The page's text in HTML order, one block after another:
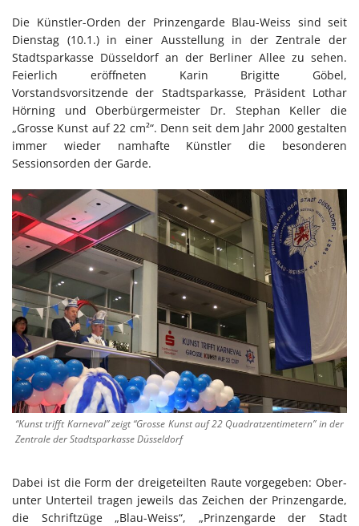
Die Künstler-Orden der Prinzengarde Blau-Weiss sind seit
Dienstag (10.1.) in einer Ausstellung in der Zentrale der
Stadtsparkasse Düsseldorf an der Berliner Allee zu sehen.
Feierlich eröffneten Karin Brigitte Göbel,
Vorstandsvorsitzende der Stadtsparkasse, Präsident Lothar
Hörning und Oberbürgermeister Dr. Stephan Keller die
„Grosse Kunst auf 22 cm²“. Denn seit dem Jahr 2000 gestalten
immer wieder namhafte Künstler die besonderen
Sessionsorden der Garde.
“Kunst trifft Karneval” zeigt “Grosse Kunst auf 22 Quadratzentimetern” in der
Zentrale der Stadtsparkasse Düsseldorf
Dabei ist die Form der dreigeteilten Raute vorgegeben: Ober-
unter Unterteil tragen jeweils das Zeichen der Prinzengarde,
die Schriftzüge „Blau-Weiss“, „Prinzengarde der Stadt